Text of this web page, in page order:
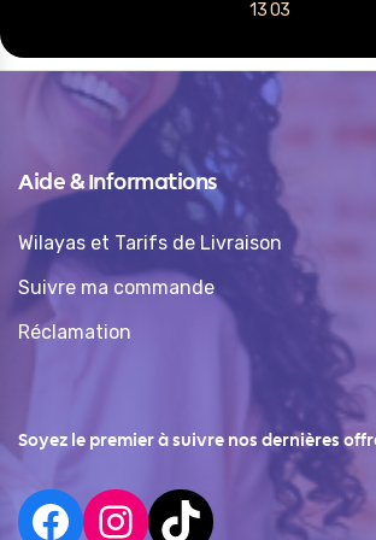
13 03
Aide & Informations
Wilayas et Tarifs de Livraison
Suivre ma commande
Réclamation
Soyez le premier à suivre nos dernières